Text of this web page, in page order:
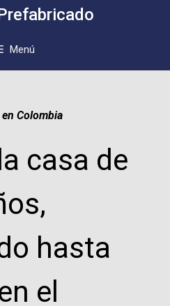
Menú
Colombia
casa de
hasta
el